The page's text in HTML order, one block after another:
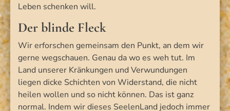
Leben schenken will.
Der blinde Fleck
Wir erforschen gemeinsam den Punkt, an dem wir
gerne wegschauen. Genau da wo es weh tut. Im
Land unserer Kränkungen und Verwundungen
liegen dicke Schichten von Widerstand, die nicht
heilen wollen und so nicht können. Das ist ganz
normal. Indem wir dieses SeelenLand jedoch immer